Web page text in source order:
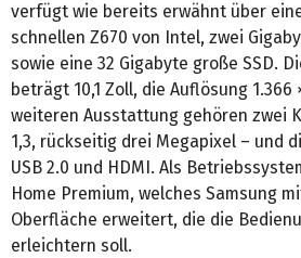
verfügt wie bereits erwähnt über
schnellen Z670 von Intel, zwei
sowie eine 32 Gigabyte große SSD.
beträgt 10,1 Zoll, die Auflösung 1.366
weiteren Ausstattung gehören zwei
1,3, rückseitig drei Megapixel – und
USB 2.0 und HDMI. Als
Home Premium, welches Samsung
Oberfläche erweitert, die die
erleichtern soll.